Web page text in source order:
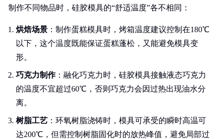
制作不同物品时，硅胶模具的“舒适温度”各不相同：
烘焙场景 ：制作蛋糕模具时，烤箱温度建议控制在180℃
以下，这个温度既能保证蛋糕蓬松，又能避免模具变
形。
巧克力制作：融化巧克力时，硅胶模具接触液态巧克力
的温度不宜超过60℃，否则巧克力会因过热出现油水分
离。
树脂工艺 ：环氧树脂浇铸时，模具可承受的瞬时高温可
达200℃，但需控制树脂固化时的放热峰值，避免局部过